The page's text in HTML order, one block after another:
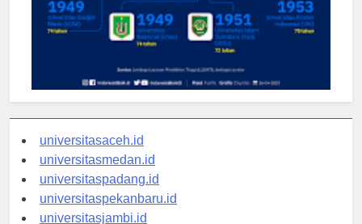
universitasaceh.id
universitasmedan.id
universitaspadang.id
universitaspekanbaru.id